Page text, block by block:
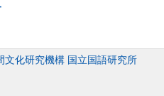
文化研究機構 国立国語研究所